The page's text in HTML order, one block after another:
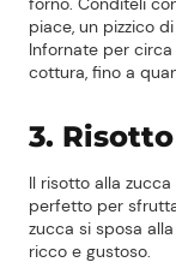
piace, un pizzico
Infornate per
cottura, fino a
3.
Il risotto alla
perfetto per
zucca si sposa
ricco e gustoso.